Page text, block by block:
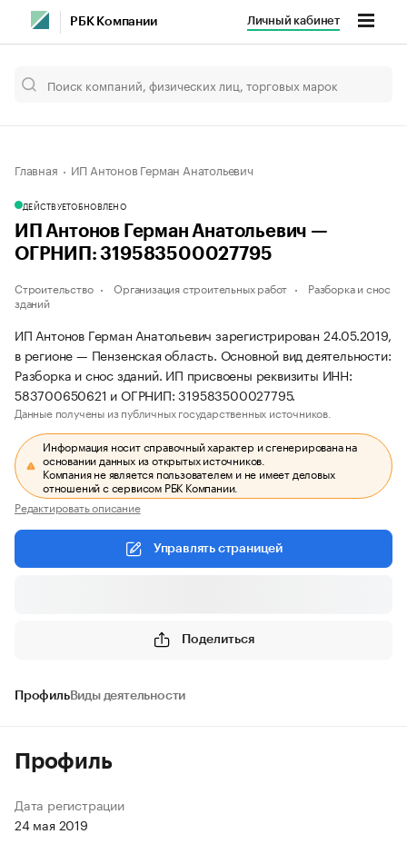
РБК Компании Личный кабинет
Главная ИП Антонов Герман Анатольевич
ДЕЙСТВУЕТОБНОВЛЕНО
ИП Антонов Герман Анатольевич —
ОГРНИП: 319583500027795
Строительство Организация строительных работ
Разборка и снос
зданий
ИП Антонов Герман Анатольевич зарегистрирован 24.05.2019,
в регионе — Пензенская область. Основной вид деятельности:
Разборка и снос зданий. ИП присвоены реквизиты ИНН:
583700650621 и ОГРНИП: 319583500027795.
Данные получены из публичных государственных источников.
Информация носит справочный характер и сгенерирована на
основании данных из открытых источников.
Компания не является пользователем и не имеет деловых
отношений с сервисом РБК Компании.
Редактировать описание
Управлять страницей
Поделиться
ПрофильВиды деятельности
Профиль
Дата регистрации
24 мая 2019